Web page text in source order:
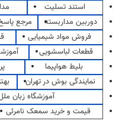
استند تسلیت
دوربین مداربسته
مرجع
فروش مواد شیمیایی
قطعات لباسشویی
بلیط هواپیما
نمایندگی بوش در تهران
آموزشگاه زبان
قیمت و خرید سمعک نامرئی